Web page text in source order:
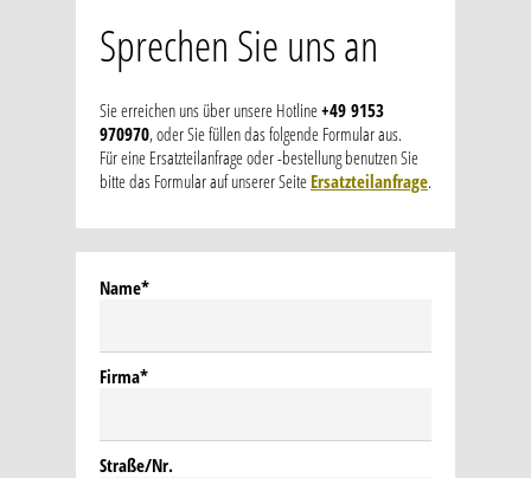
Sprechen Sie uns an
Sie erreichen uns über unsere Hotline+49 9153
970970, oder Sie füllen das folgende Formular aus.
Für eine Ersatzteilanfrage oder -bestellung benutzen Sie
bitte das Formular auf unserer Seite Ersatzteilanfrage.
Name*
Firma*
Straße/Nr.